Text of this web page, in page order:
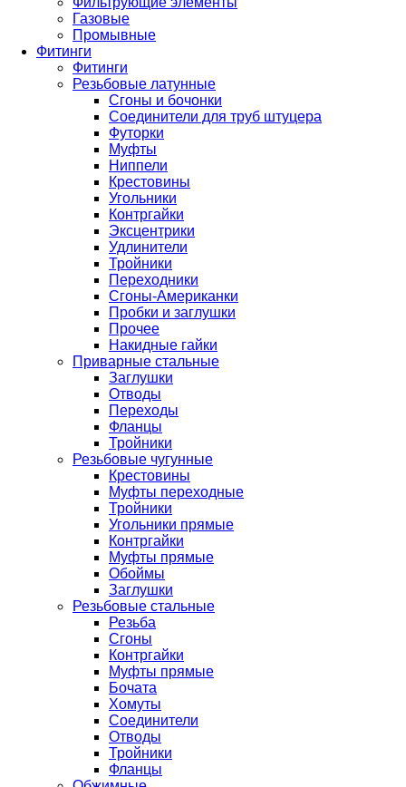
Газовые
Промывные
Фитинги
Фитинги
Резьбовые латунные
Сгоны и бочонки
Соединители для труб штуцера
Футорки
Муфты
Ниппели
Крестовины
Угольники
Контргайки
Эксцентрики
Удлинители
Тройники
Переходники
Сгоны-Американки
Пробки и заглушки
Прочее
Накидные гайки
Приварные стальные
Заглушки
Отводы
Переходы
Фланцы
Тройники
Резьбовые чугунные
Крестовины
Муфты переходные
Тройники
Угольники прямые
Контргайки
Муфты прямые
Обоймы
Заглушки
Резьбовые стальные
Резьба
Сгоны
Контргайки
Муфты прямые
Бочата
Хомуты
Соединители
Отводы
Тройники
Фланцы